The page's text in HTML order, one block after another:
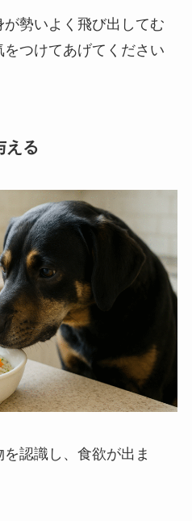
勢いよく飛び出してむ
つけてあげてください
える
認識し、食欲が出ま